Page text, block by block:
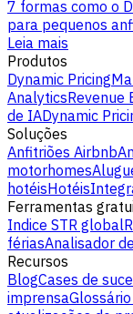
7 formas como o
para pequenos
Leia mais
Produtos
Dynamic Pricing
AnalyticsRevenue
de IADynamic
Soluções
Anfitriões Airbnb
motorhomes
hotéisHotéis
Ferramentas
Indice STR global
fériasAnalisador
Recursos
BlogCases de
imprensa